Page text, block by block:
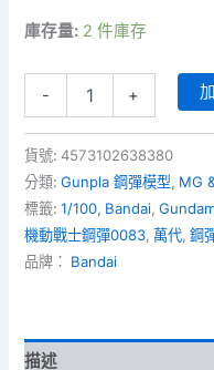
庫存量: 2 件庫存
-
RX-
78GP03S
Gundam
Stamen
(1/100)
鋼
3
+
貨號:4573102638380
分類:Gunpla 鋼彈模型, MG
標籤:1/100, Bandai,
機動戰士鋼彈0083,萬代,鋼
品牌： Bandai
描述